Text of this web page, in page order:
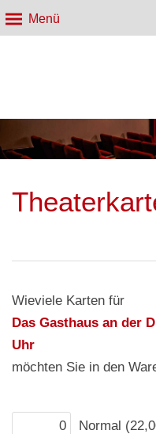
Menü
Wieviele Karten für
Das Gasthaus an der
Uhr
möchten Sie in den
Normal